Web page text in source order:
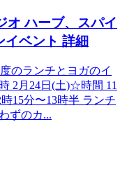
オ ハーブ、スパイ
イベント 詳細
のランチとヨガのイ
2月24日(土)☆時間 11
15分〜13時半 ランチ
ずのカ...